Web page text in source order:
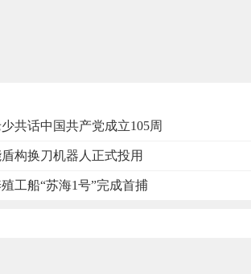
共话中国共产党成立105周
构换刀机器人正式投用
工船“苏海1号”完成首捕